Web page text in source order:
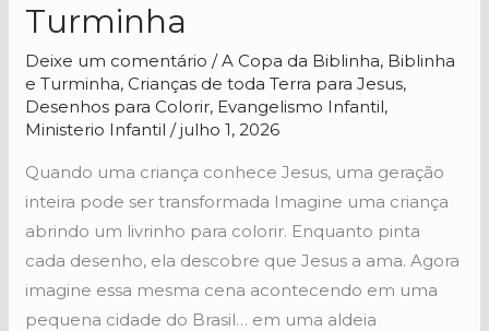
Turminha
Deixe um comentário /A Copa da Biblinha, Biblinha
e Turminha, Crianças de toda Terra para Jesus,
Desenhos para Colorir, Evangelismo Infantil,
Ministerio Infantil /julho 1, 2026
Quando uma criança conhece Jesus, uma geração
inteira pode ser transformada Imagine uma criança
abrindo um livrinho para colorir. Enquanto pinta
cada desenho, ela descobre que Jesus a ama. Agora
imagine essa mesma cena acontecendo em uma
pequena cidade do Brasil… em uma aldeia
Jesus
|
Conheça
a
Biblinha
e
Turminha